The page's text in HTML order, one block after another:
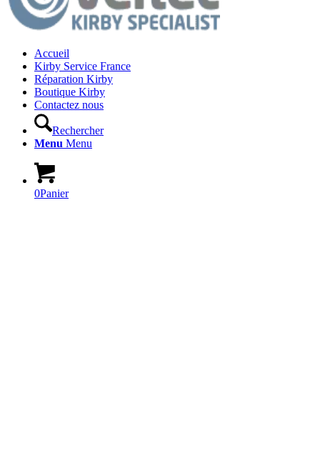
Accueil
Kirby Service France
Réparation Kirby
Boutique Kirby
Contactez nous
Rechercher
Menu Menu
0Panier